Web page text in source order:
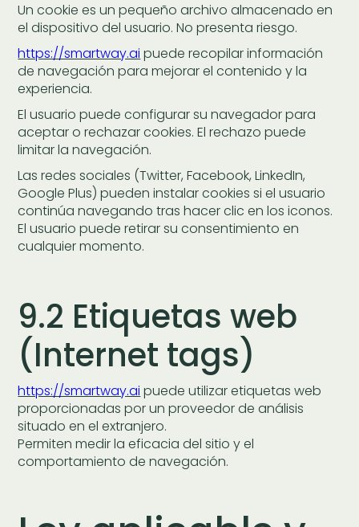
Un cookie es un pequeño archivo almacenado en
el dispositivo del usuario. No presenta riesgo.
https://smartway.ai puede recopilar información
de navegación para mejorar el contenido y la
experiencia.
El usuario puede configurar su navegador para
aceptar o rechazar cookies. El rechazo puede
limitar la navegación.
Las redes sociales (Twitter, Facebook, LinkedIn,
Google Plus) pueden instalar cookies si el usuario
continúa navegando tras hacer clic en los iconos.
El usuario puede retirar su consentimiento en
cualquier momento.
9.2 Etiquetas web
(Internet tags)
https://smartway.ai puede utilizar etiquetas web
proporcionadas por un proveedor de análisis
situado en el extranjero.
Permiten medir la eficacia del sitio y el
comportamiento de navegación.